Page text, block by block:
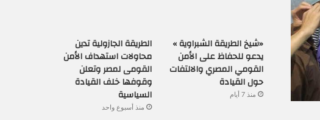
«شيخ الطريقة الشبراوية »
يدعو للحفاظ على الأمن
القومي المصري والالتفات
حول القيادة
منذ 7 أيام
الطريقة الجازولية تدين
محاولات استهداف الأمن
القومى لمصر وتعلن
وقوفها خلف القيادة
السياسية
منذ أسبوع واحد